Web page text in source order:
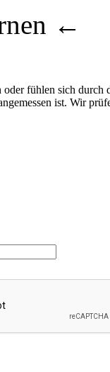
←
oder fühlen sich
ist. Wir